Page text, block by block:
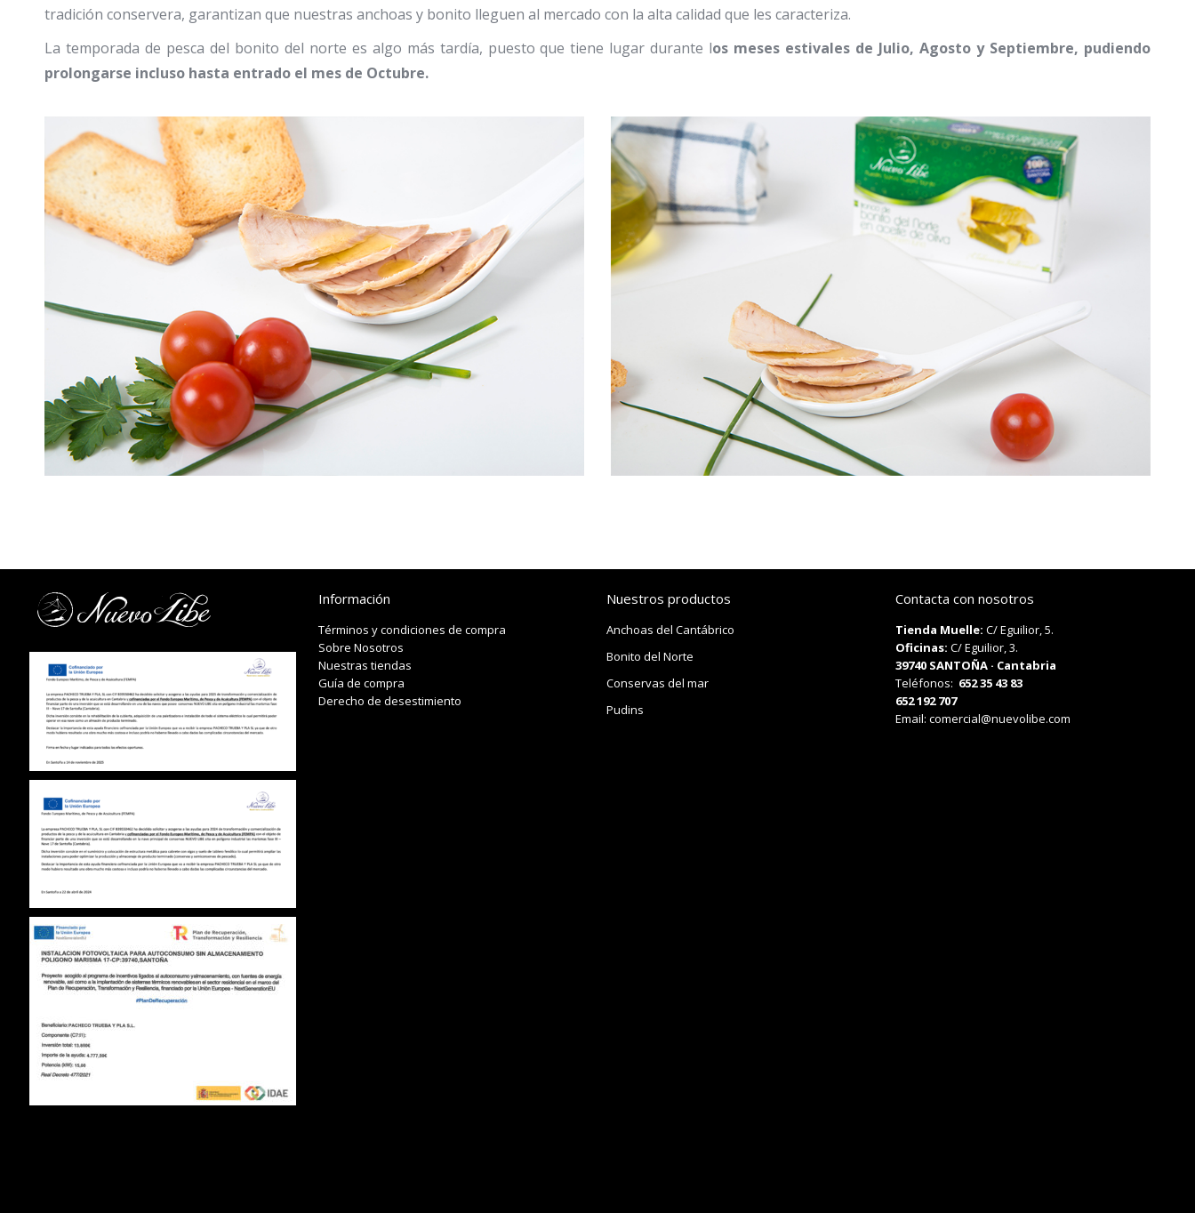
tradición conservera, garantizan que nuestras anchoas y bonito lleguen al mercado con la alta calidad que les caracteriza.
La temporada de pesca del bonito del norte es algo más tardía, puesto que tiene lugar durante los meses estivales de Julio, Agosto y Septiembre, pudiendo
prolongarse incluso hasta entrado el mes de Octubre.
Información
Términos y condiciones de compra
Sobre Nosotros
Nuestras tiendas
Guía de compra
Derecho de desestimiento
Nuestros productos
Anchoas del Cantábrico
Bonito del Norte
Conservas del mar
Pudins
Contacta con nosotros
Tienda Muelle: C/ Eguilior, 5.
Oficinas: C/ Eguilior, 3.
39740 SANTOÑA · Cantabria
Teléfonos: 652 35 43 83
652 192 707
Email: comercial@nuevolibe.com